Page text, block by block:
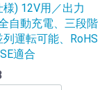
様) 12V用／出力
自動充電、三段階
列運転可能、RoHS
適合